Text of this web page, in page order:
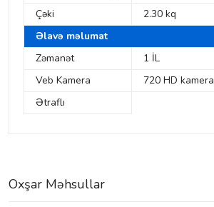
Çəki
2.30 kq
Əlavə məlumat
Zəmanət
1 İL
Veb Kamera
720 HD kamera
Ətraflı
Oxşar Məhsullar